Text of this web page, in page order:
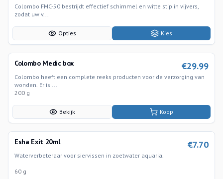
Colombo FMC-50 bestrijdt effectief schimmel en witte stip in vijvers,
zodat uw v...
Opties Kies
Colombo Medic box €29.99
Colombo heeft een complete reeks producten voor de verzorging van
wonden. Er is ...
200 g
Bekijk Koop
Esha Exit 20ml €7.70
Waterverbeteraar voor siervissen in zoetwater aquaria.
60 g